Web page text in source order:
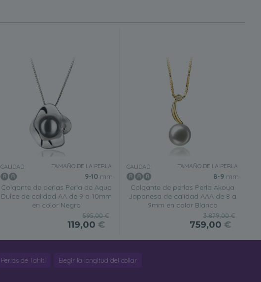
CALIDAD: TAMAÑO DE LA PERLA:
9-10mm
Colgante de perlas Perla de Agua
Dulce de calidad AA de 9 a 10mm
en color Negro
595,00 €
119,00 €
CALIDAD: TAMAÑO DE LA PERLA:
8-9mm
Colgante de perlas Perla Akoya
Japonesa de calidad AAA de 8 a
9mm en color Blanco
3.879,00 €
759,00 €
Perlas de Tahití Elegir la longitud del collar